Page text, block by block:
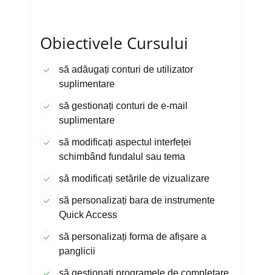
Obiectivele Cursului
să adăugați conturi de utilizator
suplimentare
să gestionați conturi de e-mail
suplimentare
să modificați aspectul interfeței
schimbând fundalul sau tema
să modificați setările de vizualizare
să personalizați bara de instrumente
Quick Access
să personalizați forma de afișare a
panglicii
să gestionați programele de completare